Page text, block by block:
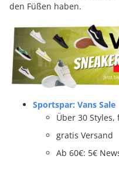
den Füßen haben.
Sportspar: Vans Sale
Über 30
gratis Versand
Ab 60€: 5€